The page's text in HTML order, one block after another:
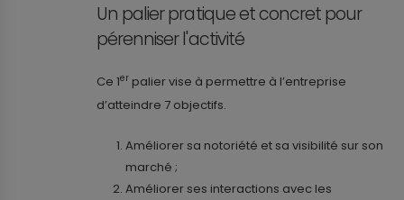
Un palier pratique et concret pour
pérenniser l'activité
Ce 1er palier vise à permettre à l’entreprise
d’atteindre 7 objectifs.
Améliorer sa notoriété et sa visibilité sur son
marché ;
Améliorer ses interactions avec les